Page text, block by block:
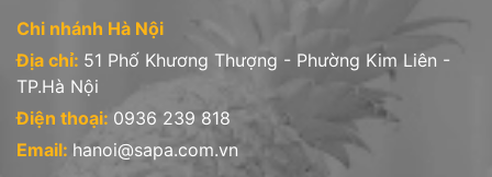
Chi nhánh Hà Nội
Địa chỉ: 51 Phố Khương Thượng - Phường Kim Liên -
TP.Hà Nội
Điện thoại: 0936 239 818
Email: hanoi@sapa.com.vn